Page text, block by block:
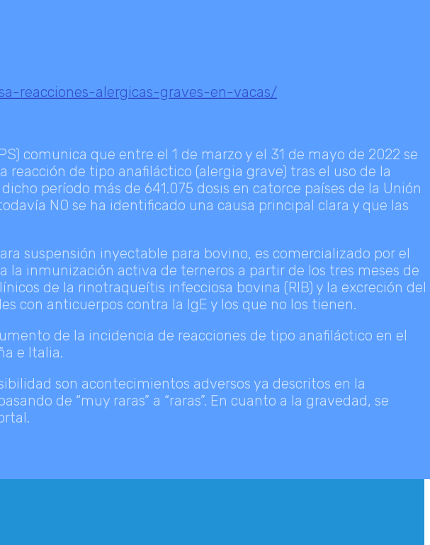
reacciones-alergicas-graves-en-vacas/
comunica que entre el 1 de marzo y el 31 de mayo de 2022 se
de tipo anafiláctico (alergia grave) tras el uso de la
período más de 641.075 dosis en catorce países de la Unión
NO se ha identificado una causa principal clara y que las
suspensión inyectable para bovino, es comercializado por el
la inmunización activa de terneros a partir de los tres meses de
de la rinotraqueítis infecciosa bovina (RIB) y la excreción del
con anticuerpos contra la IgE y los que no los tienen.
de la incidencia de reacciones de tipo anafiláctico en el
e Italia.
son acontecimientos adversos ya descritos en la
de “muy raras” a “raras”. En cuanto a la gravedad, se